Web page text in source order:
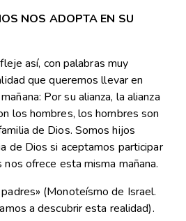
NOS ADOPTA EN SU
así, con palabras muy
que queremos llevar en
Por su alianza, la alianza
los hombres, los hombres son
de Dios. Somos hijos
de Dios si aceptamos participar
ofrece esta misma mañana.
(Monoteísmo de Israel.
a descubrir esta realidad).